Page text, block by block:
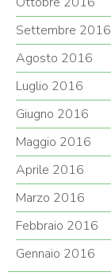
Settembre 2016
Agosto 2016
Luglio 2016
Giugno 2016
Maggio 2016
Aprile 2016
Marzo 2016
Febbraio 2016
Gennaio 2016